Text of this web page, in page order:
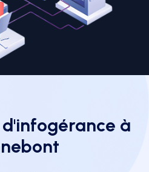
d'infogérance à